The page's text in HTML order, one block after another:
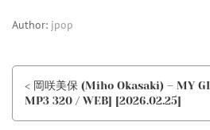
Author: jpop
< 岡咲美保 (Miho Okasaki) – MY
MP3 320 / WEB] [2026.02.25]